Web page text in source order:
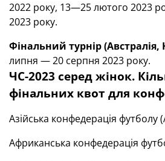
2022 року, 13—25 лютого 2023
2023 року.
Фінальний турнір (Австралія,
липня — 20 серпня 2023 року.
ЧС-2023 серед жінок.
фінальних квот для
Азійська конфедерація футболу
Африканська конфедерація